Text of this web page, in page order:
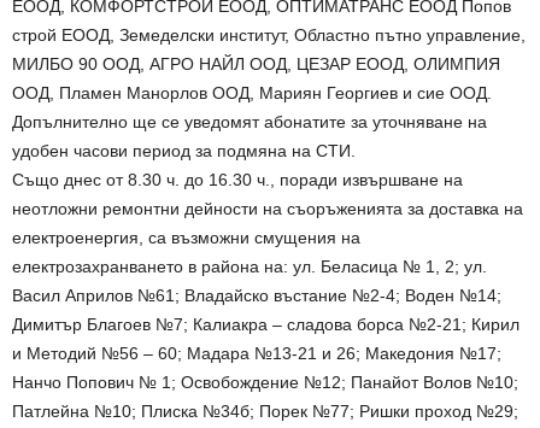
ЕООД, КОМФОРТСТРОЙ ЕООД, ОПТИМАТРАНС ЕООД Попов
строй ЕООД, Земеделски институт, Областно пътно управление,
МИЛБО 90 ООД, АГРО НАЙЛ ООД, ЦЕЗАР ЕООД, ОЛИМПИЯ
ООД, Пламен Манорлов ООД, Мариян Георгиев и сие ООД.
Допълнително ще се уведомят абонатите за уточняване на
удобен часови период за подмяна на СТИ.
Също днес от 8.30 ч. до 16.30 ч., поради извършване на
неотложни ремонтни дейности на съоръженията за доставка на
електроенергия, са възможни смущения на
електрозахранването в района на: ул. Беласица № 1, 2; ул.
Васил Априлов №61; Владайско въстание №2-4; Воден №14;
Димитър Благоев №7; Калиакра – сладова борса №2-21; Кирил
и Методий №56 – 60; Мадара №13-21 и 26; Македония №17;
Нанчо Попович № 1; Освобождение №12; Панайот Волов №10;
Патлейна №10; Плиска №34б; Порек №77; Ришки проход №29;